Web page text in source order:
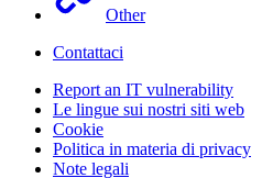
Other
Contattaci
Report an IT vulnerability
Le lingue sui nostri siti web
Cookie
Politica in materia di privacy
Note legali